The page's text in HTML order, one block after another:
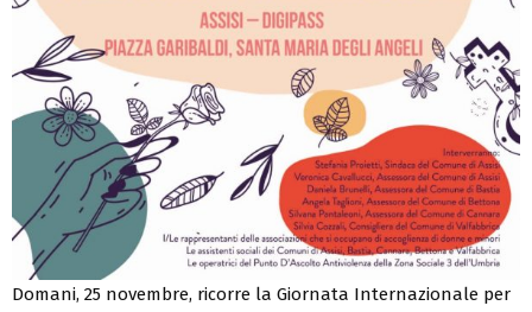
Domani, 25 novembre, ricorre la Giornata Internazionale per